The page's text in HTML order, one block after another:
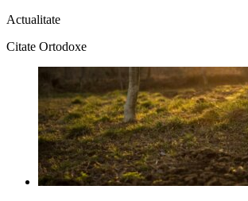
Actualitate
Citate Ortodoxe